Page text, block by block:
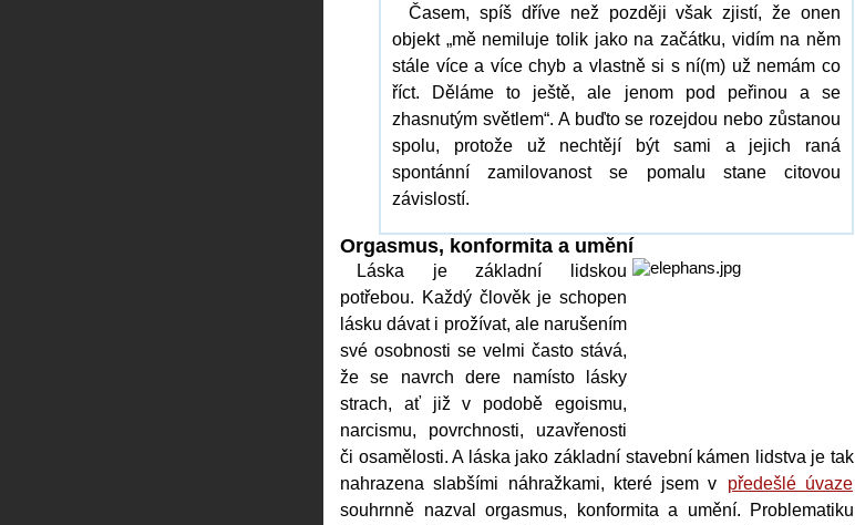
Časem, spíš dříve než později však zjistí, že onen
objekt „mě nemiluje tolik jako na začátku, vidím na něm
stále více a více chyb a vlastně si s ní(m) už nemám co
říct. Děláme to ještě, ale jenom pod peřinou a se
zhasnutým světlem“. A buďto se rozejdou nebo zůstanou
spolu, protože už nechtějí být sami a jejich raná
spontánní zamilovanost se pomalu stane citovou
závislostí.
Orgasmus, konformita a umění
Láska je základní lidskou
potřebou. Každý člověk je schopen
lásku dávat i prožívat, ale narušením
své osobnosti se velmi často stává,
že se navrch dere namísto lásky
strach, ať již v podobě egoismu,
narcismu, povrchnosti, uzavřenosti
či osamělosti. A láska jako základní stavební kámen lidstva je tak
nahrazena slabšími náhražkami, které jsem v
předešlé úvaze
souhrnně nazval orgasmus, konformita a umění. Problematiku